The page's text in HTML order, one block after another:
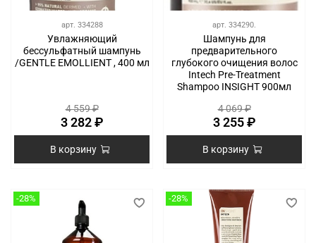
арт. 334288
Увлажняющий
бессульфатный шампунь
/GENTLE EMOLLIENT , 400 мл
4 559 ₽
3 282 ₽
В корзину
арт. 334290.
Шампунь для
предварительного
глубокого очищения волос
Intech Pre-Treatment
Shampoo INSIGHT 900мл
4 069 ₽
3 255 ₽
В корзину
-28% -28%